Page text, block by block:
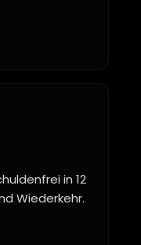
in 12
Wiederkehr.